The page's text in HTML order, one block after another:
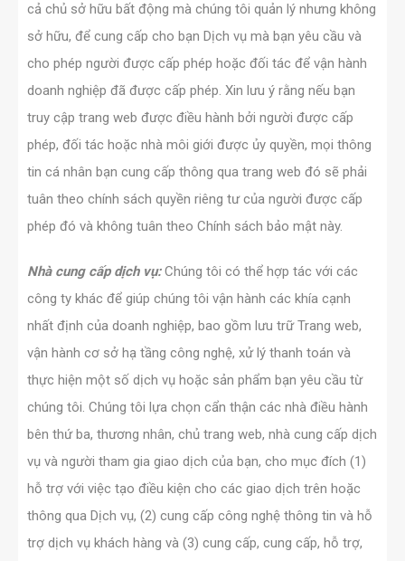
cả chủ sở hữu bất động mà chúng tôi quản lý nhưng không
sở hữu, để cung cấp cho bạn Dịch vụ mà bạn yêu cầu và
cho phép người được cấp phép hoặc đối tác để vận hành
doanh nghiệp đã được cấp phép. Xin lưu ý rằng nếu bạn
truy cập trang web được điều hành bởi người được cấp
phép, đối tác hoặc nhà môi giới được ủy quyền, mọi thông
tin cá nhân bạn cung cấp thông qua trang web đó sẽ phải
tuân theo chính sách quyền riêng tư của người được cấp
phép đó và không tuân theo Chính sách bảo mật này.
Nhà cung cấp dịch vụ:Chúng tôi có thể hợp tác với các
công ty khác để giúp chúng tôi vận hành các khía cạnh
nhất định của doanh nghiệp, bao gồm lưu trữ Trang web,
vận hành cơ sở hạ tầng công nghệ, xử lý thanh toán và
thực hiện một số dịch vụ hoặc sản phẩm bạn yêu cầu từ
chúng tôi. Chúng tôi lựa chọn cẩn thận các nhà điều hành
bên thứ ba, thương nhân, chủ trang web, nhà cung cấp dịch
vụ và người tham gia giao dịch của bạn, cho mục đích (1)
hỗ trợ với việc tạo điều kiện cho các giao dịch trên hoặc
thông qua Dịch vụ, (2) cung cấp công nghệ thông tin và hỗ
trợ dịch vụ khách hàng và (3) cung cấp, cung cấp, hỗ trợ,